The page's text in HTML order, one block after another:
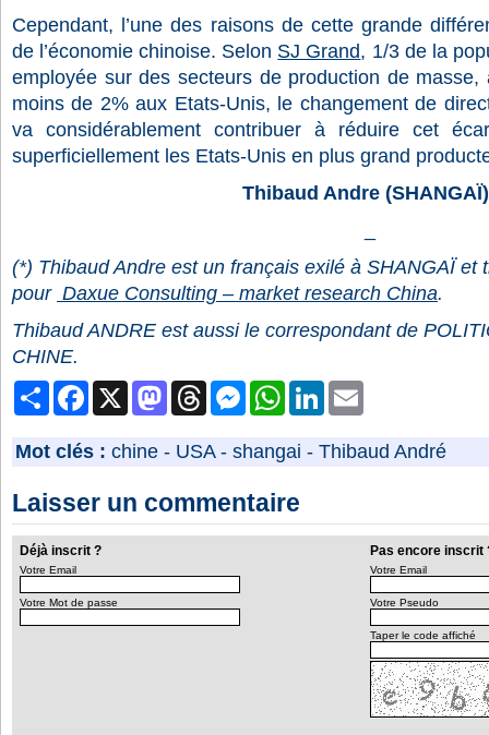
Cependant, l’une des raisons de cette grande
de l’économie chinoise. Selon SJ Grand, 1/3 de la
employée sur des secteurs de production de
moins de 2% aux Etats-Unis, le changement de
va considérablement contribuer à réduire cet
superficiellement les Etats-Unis en plus grand
Thibaud Andre
(*) Thibaud Andre est un français exilé à SHANGAÏ et
pour Daxue Consulting – market research China.
Thibaud ANDRE est aussi le correspondant de
CHINE.
PartagerFacebook MastodonThreads MessengerWhatsAppLinkedIn
Mot clés : chine - USA- shangai - Thibaud André
Laisser un commentaire
Déjà inscrit ? Pas encore inscrit
Votre Email
Votre Mot de passe
Votre Email
Votre Pseudo
Taper le code affiché